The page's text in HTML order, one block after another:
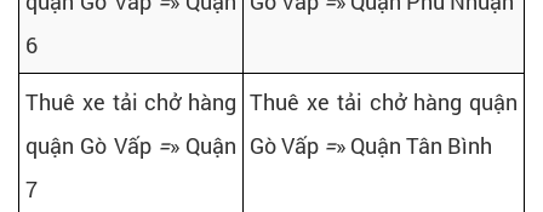
6
Thuê xe tải chở hàng
quận Gò Vấp =» Quận
7
Thuê xe tải chở hàng quận
Gò Vấp =» Quận Tân Bình